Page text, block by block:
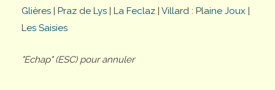
Glières | Praz de Lys | La Feclaz | Villard : Plaine Joux |
Les Saisies
"Echap" (ESC) pour annuler